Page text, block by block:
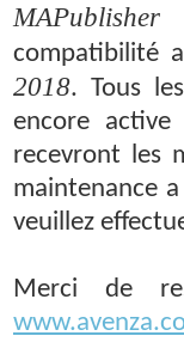
MAPublisher
compatibilité
2018. Tous
encore
recevront les
maintenance
veuillez
Merci de